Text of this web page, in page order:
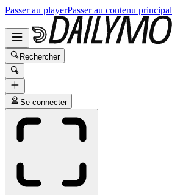
Passer au playerPasser au contenu principal
Rechercher
Se connecter